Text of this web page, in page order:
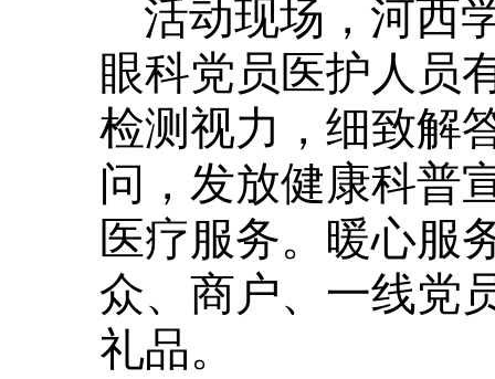
活动现场，河西
眼科党员医护人员
检测视力，细致解
问，发放健康科普
医疗服务。暖心服
众、商户、一线党
礼品。